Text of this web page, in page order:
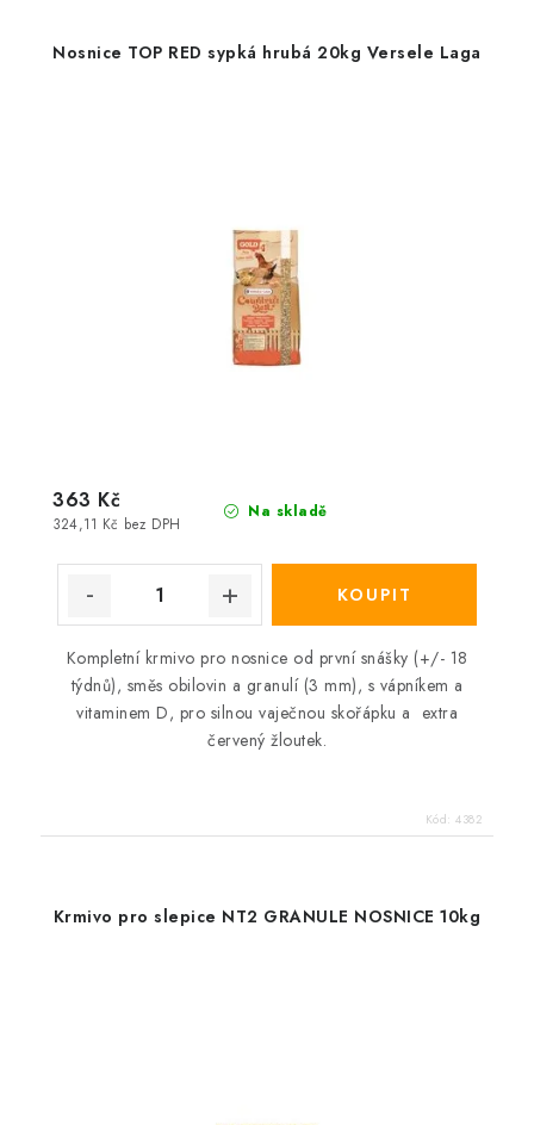
Nosnice TOP RED sypká hrubá 20kg Versele Laga
Na skladě
324,11 Kč bez DPH
363 Kč
Kompletní krmivo pro nosnice od první snášky (+/- 18
týdnů), směs obilovin a granulí (3 mm), s vápníkem a
vitaminem D, pro silnou vaječnou skořápku a extra
červený žloutek.
Kód: 4382
Krmivo pro slepice NT2 GRANULE NOSNICE 10kg